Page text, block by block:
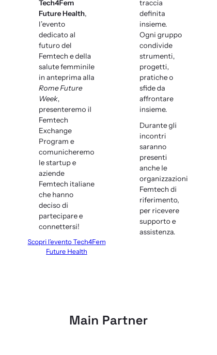
Tech4Fem
Future Health,
l’evento
dedicato al
futuro del
Femtech e della
salute femminile
in anteprima alla
Rome Future
Week,
presenteremo il
Femtech
Exchange
Program e
comunicheremo
le startup e
aziende
Femtech italiane
che hanno
deciso di
partecipare e
connettersi!
Scopri l’evento Tech4Fem
Future Health
traccia
definita
insieme.
Ogni gruppo
condivide
strumenti,
progetti,
pratiche o
sfide da
affrontare
insieme.
Durante gli
incontri
saranno
presenti
anche le
organizzazioni
Femtech di
riferimento,
per ricevere
supporto e
assistenza.
Main Partner